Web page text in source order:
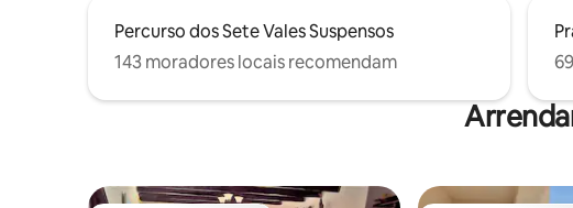
Percurso dos Sete Vales Suspensos
143 moradores locais recomendam